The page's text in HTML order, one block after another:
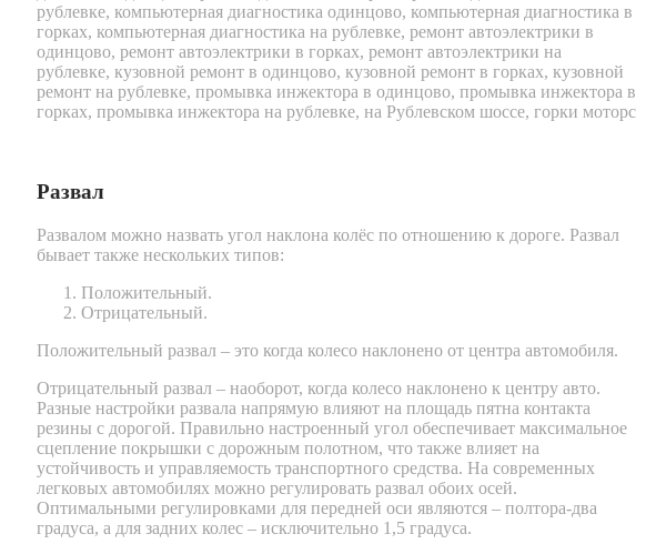
Развал
Развалом можно назвать угол наклона колёс по отношению к дороге. Развал
бывает также нескольких типов:
Положительный.
Отрицательный.
Положительный развал – это когда колесо наклонено от центра автомобиля.
Отрицательный развал – наоборот, когда колесо наклонено к центру авто.
Разные настройки развала напрямую влияют на площадь пятна контакта
резины с дорогой. Правильно настроенный угол обеспечивает максимальное
сцепление покрышки с дорожным полотном, что также влияет на
устойчивость и управляемость транспортного средства. На современных
легковых автомобилях можно регулировать развал обоих осей.
Оптимальными регулировками для передней оси являются – полтора-два
градуса, а для задних колес – исключительно 1,5 градуса.